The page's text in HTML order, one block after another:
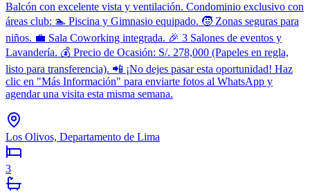
Balcón con excelente vista y ventilación. Condominio exclusivo con
áreas club: 🏊 Piscina y Gimnasio equipado. 🧒 Zonas seguras para
niños. 💼 Sala Coworking integrada. 🎉 3 Salones de eventos y
Lavandería. 💰 Precio de Ocasión: S/. 278,000 (Papeles en regla,
listo para transferencia). 📲 ¡No dejes pasar esta oportunidad! Haz
clic en "Más Información" para enviarte fotos al WhatsApp y
agendar una visita esta misma semana.
Los Olivos, Departamento de Lima
3